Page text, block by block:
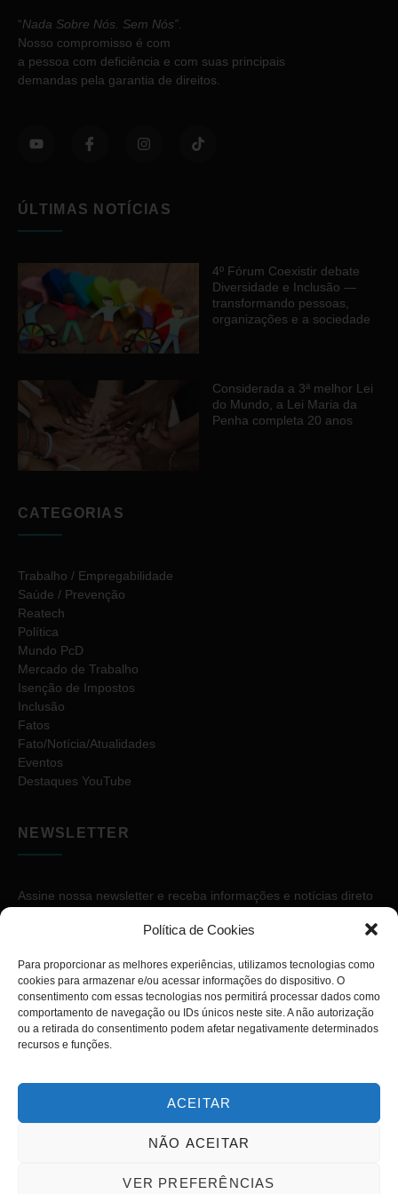
Política de Cookies
Para proporcionar as melhores experiências, utilizamos tecnologias como
cookies para armazenar e/ou acessar informações do dispositivo. O
consentimento com essas tecnologias nos permitirá processar dados como
comportamento de navegação ou IDs únicos neste site. A não autorização
ou a retirada do consentimento podem afetar negativamente determinados
recursos e funções.
ACEITAR
NÃO ACEITAR
VER PREFERÊNCIAS
“Nada Sobre Nós. Sem Nós”
Nosso compromisso é com
a pessoa com deficiência e com suas principais
demandas pela garantia de direitos.
ÚLTIMAS NOTÍCIAS
4º Fórum Coexistir debate
Diversidade e Inclusão —
transformando pessoas,
organizações e a sociedade
Considerada a 3ª melhor Lei
do Mundo, a Lei Maria da
Penha completa 20 anos
CATEGORIAS
Trabalho / Empregabilidade
Saúde / Prevenção
Reatech
Política
Mundo PcD
Mercado de Trabalho
Isenção de Impostos
Inclusão
Fatos
Fato/Notícia/Atualidades
Eventos
Destaques YouTube
NEWSLETTER
Assine nossa newsletter e receba informações e notícias direto
Copyright © 2026. Diário PcD. Todos os direitos reservados.